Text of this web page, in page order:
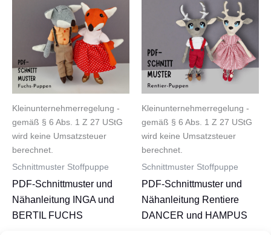
Kleinunternehmerregelung -
gemäß § 6 Abs. 1 Z 27 UStG
wird keine Umsatzsteuer
berechnet.
Schnittmuster Stoffpuppe
PDF-Schnittmuster und
Nähanleitung INGA und
BERTIL FUCHS
Kleinunternehmerregelung -
gemäß § 6 Abs. 1 Z 27 UStG
wird keine Umsatzsteuer
berechnet.
Schnittmuster Stoffpuppe
PDF-Schnittmuster und
Nähanleitung Rentiere
DANCER und HAMPUS